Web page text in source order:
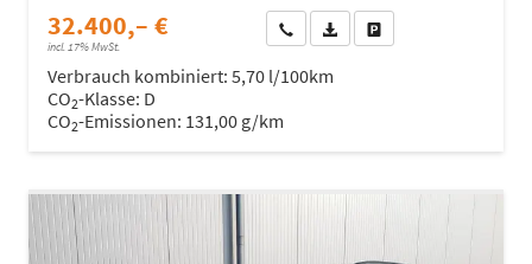
32.400,– €
incl. 17% MwSt.
Wir rufen Sie anFahrzeugexposé (PDF)
Verbrauch kombiniert: 5,70 l/100km
CO2-Klasse: D
CO2-Emissionen: 131,00 g/km